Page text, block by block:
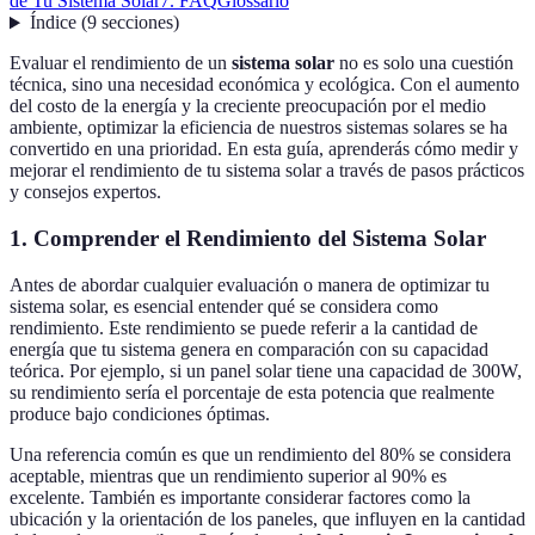
Índice(9 secciones)
Evaluar el rendimiento de un sistema solar no es solo una cuestión
técnica, sino una necesidad económica y ecológica. Con el aumento
del costo de la energía y la creciente preocupación por el medio
ambiente, optimizar la eficiencia de nuestros sistemas solares se ha
convertido en una prioridad. En esta guía, aprenderás cómo medir y
mejorar el rendimiento de tu sistema solar a través de pasos prácticos
y consejos expertos.
1. Comprender el Rendimiento del Sistema Solar
Antes de abordar cualquier evaluación o manera de optimizar tu
sistema solar, es esencial entender qué se considera como
rendimiento. Este rendimiento se puede referir a la cantidad de
energía que tu sistema genera en comparación con su capacidad
teórica. Por ejemplo, si un panel solar tiene una capacidad de 300W,
su rendimiento sería el porcentaje de esta potencia que realmente
produce bajo condiciones óptimas.
Una referencia común es que un rendimiento del 80% se considera
aceptable, mientras que un rendimiento superior al 90% es
excelente. También es importante considerar factores como la
ubicación y la orientación de los paneles, que influyen en la cantidad